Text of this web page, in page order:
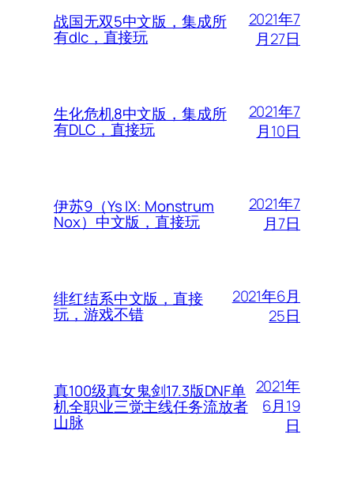
战国无双5中文版，集成所
有dlc，直接玩
2021年7
月27日
生化危机8中文版，集成所
有DLC，直接玩
2021年7
月10日
伊苏9（Ys IX: Monstrum
Nox）中文版，直接玩
2021年7
月7日
绯红结系中文版，直接
玩，游戏不错
2021年6月
25日
真100级真女鬼剑17.3版DNF单
机全职业三觉主线任务流放者
山脉
2021年
6月19
日